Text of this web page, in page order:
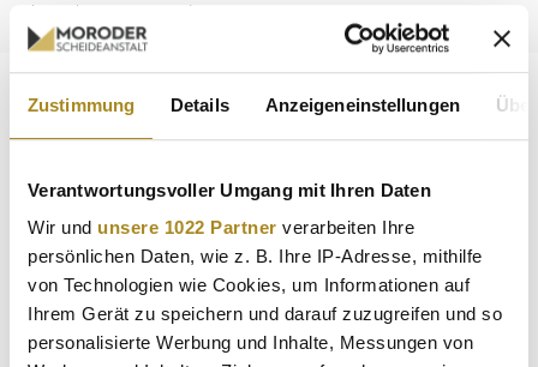
Zustimmung Details Anzeigeneinstellungen
Verantwortungsvoller Umgang mit Ihren Daten
Wir und unsere 1022 Partner verarbeiten Ihre
persönlichen Daten, wie z. B. Ihre IP-Adresse, mithilfe
von Technologien wie Cookies, um Informationen auf
Ihrem Gerät zu speichern und darauf zuzugreifen und so
personalisierte Werbung und Inhalte, Messungen von
Beschreibung
Die 20 € Goldmünze „Wanderfalke“ gehört zur Serie
Ausgaben umfasst.…Mehr
Eigenschaften
Hersteller